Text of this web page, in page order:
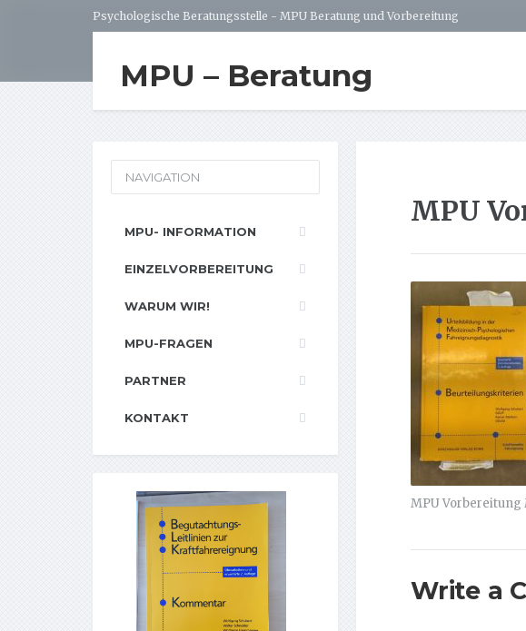
Psychologische Beratungsstelle - MPU Beratung und Vorbereitung
MPU – Beratung
MPU
MPU
Write a
NAVIGATION
MPU- INFORMATION
EINZELVORBEREITUNG
WARUM WIR!
MPU-FRAGEN
PARTNER
KONTAKT